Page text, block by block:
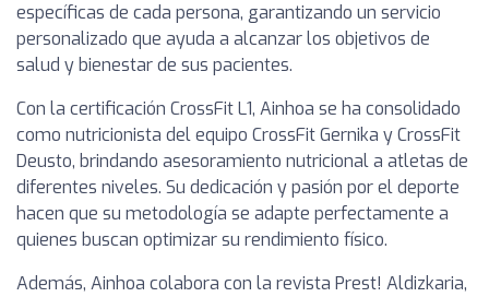
específicas de cada persona, garantizando un servicio
personalizado que ayuda a alcanzar los objetivos de
salud y bienestar de sus pacientes.
Con la certificación CrossFit L1, Ainhoa se ha consolidado
como nutricionista del equipo CrossFit Gernika y CrossFit
Deusto, brindando asesoramiento nutricional a atletas de
diferentes niveles. Su dedicación y pasión por el deporte
hacen que su metodología se adapte perfectamente a
quienes buscan optimizar su rendimiento físico.
Además, Ainhoa colabora con la revista Prest! Aldizkaria,